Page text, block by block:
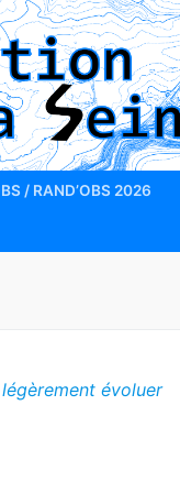
/ RAND’OBS 2026
évoluer